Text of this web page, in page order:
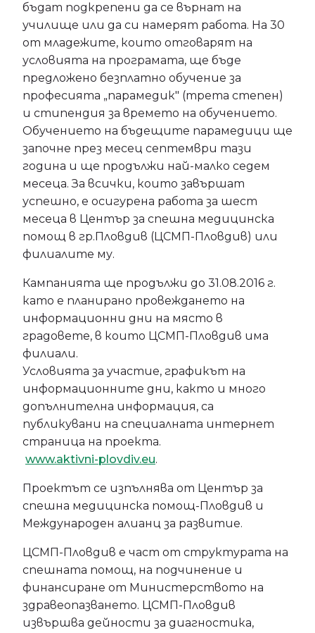
бъдат подкрепени да се върнат на
училище или да си намерят работа. На 30
от младежите, които отговарят на
условията на програмата, ще бъде
предложено безплатно обучение за
професията „парамедик" (трета степен)
и стипендия за времето на обучението.
Обучението на бъдещите парамедици ще
започне през месец септември тази
година и ще продължи най-малко седем
месеца. За всички, които завършат
успешно, е осигурена работа за шест
месеца в Център за спешна медицинска
помощ в гр.Пловдив (ЦСМП-Пловдив) или
филиалите му.
Кампанията ще продължи до 31.08.2016 г.
като е планирано провеждането на
информационни дни на място в
градовете, в които ЦСМП-Пловдив има
филиали.
Условията за участие, графикът на
информационните дни, както и много
допълнителна информация, са
публикувани на специалната интернет
страница на проекта.
www.aktivni-plovdiv.eu.
Проектът се изпълнява от Център за
спешна медицинска помощ-Пловдив и
Международен алианц за развитие.
ЦСМП-Пловдив е част от структурата на
спешната помощ, на подчинение и
финансиране от Министерството на
здравеопазването. ЦСМП-Пловдив
извършва дейности за диагностика,